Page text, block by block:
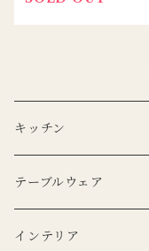
キッチン
エプロン
Lino e Lina
キッチンクロス
テーブルウェア
プレート
インテリア